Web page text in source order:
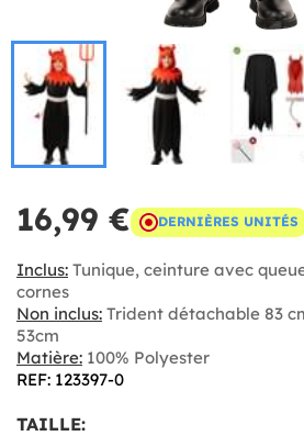
16,99 € DERNIÈRES UNITÉS
Inclus: Tunique, ceinture avec
cornes
Non inclus: Trident détachable 83
53cm
Matière: 100% Polyester
REF: 123397-0
TAILLE: